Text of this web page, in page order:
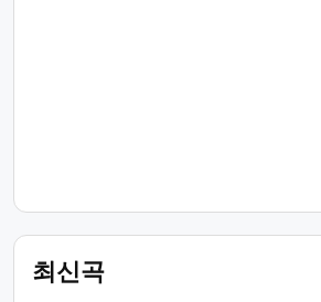
최신곡